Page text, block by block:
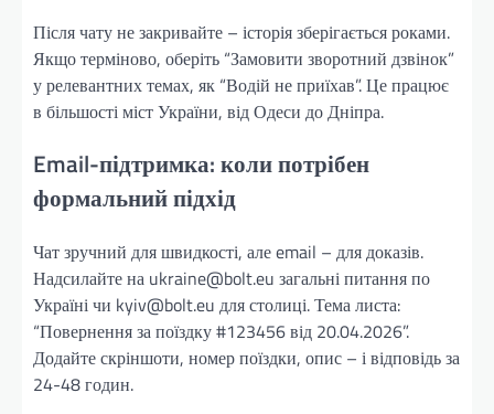
Після чату не закривайте – історія зберігається роками.
Якщо терміново, оберіть “Замовити зворотний дзвінок”
у релевантних темах, як “Водій не приїхав”. Це працює
в більшості міст України, від Одеси до Дніпра.
Email-підтримка: коли потрібен
формальний підхід
Чат зручний для швидкості, але email – для доказів.
Надсилайте на ukraine@bolt.eu загальні питання по
Україні чи kyiv@bolt.eu для столиці. Тема листа:
“Повернення за поїздку #123456 від 20.04.2026”.
Додайте скріншоти, номер поїздки, опис – і відповідь за
24-48 годин.